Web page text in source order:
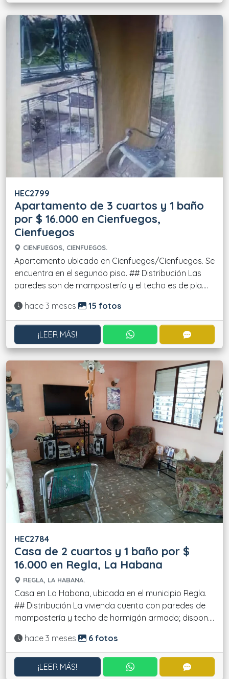
HEC2799
Apartamento de 3 cuartos y 1 baño
por $ 16.000 en Cienfuegos,
Cienfuegos
CIENFUEGOS, CIENFUEGOS.
Apartamento ubicado en Cienfuegos/Cienfuegos. Se
encuentra en el segundo piso. ## Distribución Las
paredes son de mampostería y el techo es de pla....
Actualizado:
hace 3 meses 15 fotos
¡LEER MÁS! CONTACTAR POR
HEC2784
Casa de 2 cuartos y 1 baño por $
16.000 en Regla, La Habana
REGLA, LA HABANA.
Casa en La Habana, ubicada en el municipio Regla.
## Distribución La vivienda cuenta con paredes de
mampostería y techo de hormigón armado; dispon....
Actualizado:
hace 3 meses 6 fotos
¡LEER MÁS! CONTACTAR POR